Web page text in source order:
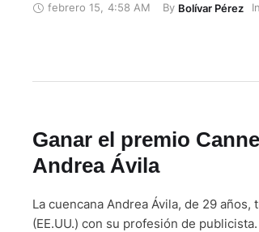
febrero 15, 4:58 AM By Bolívar Pérez In
Ganar el premio
Andrea Ávila
La cuencana Andrea Ávila, de 29
(EE.UU.) con su profesión de